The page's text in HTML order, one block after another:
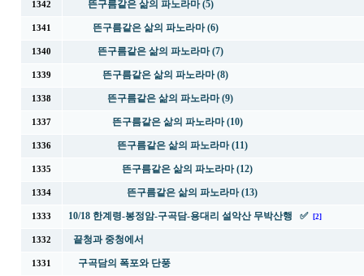
1342 뜬구름같은 삶의 파노라마 (5)
1341 뜬구름같은 삶의 파노라마 (6)
1340 뜬구름같은 삶의 파노라마 (7)
1339 뜬구름같은 삶의 파노라마 (8)
1338 뜬구름같은 삶의 파노라마 (9)
1337 뜬구름같은 삶의 파노라마 (10)
1336 뜬구름같은 삶의 파노라마 (11)
1335 뜬구름같은 삶의 파노라마 (12)
1334 뜬구름같은 삶의 파노라마 (13)
1333 10/18 한계령-봉정암-구곡담-용대리 설악산 무박산행 ✅ [2]
1332 끝청과 중청에서
1331 구곡담의 폭포와 단풍